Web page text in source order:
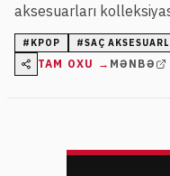
aksesuarları
qrupundan ilhamlanan
məntəqələrində təqdim
# KPOP #SAÇ
TAM OXU → MƏNBƏ